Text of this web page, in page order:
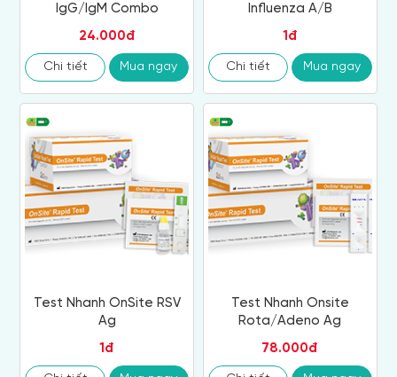
IgG/IgM Combo
24.000đ
Chi tiết Mua ngay
Influenza A/B
1đ
Chi tiết Mua ngay
Test Nhanh OnSite RSV
Ag
1đ
Test Nhanh Onsite
Rota/Adeno Ag
78.000đ